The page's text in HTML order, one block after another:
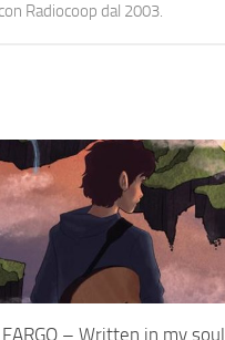
Radiocoop dal 2003.
FARGO – Written in my soul